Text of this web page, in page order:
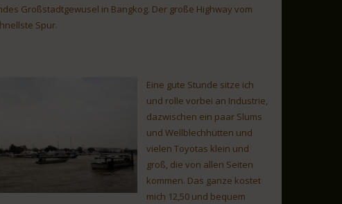
Großstadtgewusel in Bangkog. Der große Highway vom
Spur.
Eine gute Stunde sitze ich
und rolle vorbei an Industrie,
dazwischen ein paar Slums
und Wellblechhütten und
vielen Toyotas klein und
groß, die von allen Seiten
kommen. Das ganze kostet
mich 12,50 und bequem